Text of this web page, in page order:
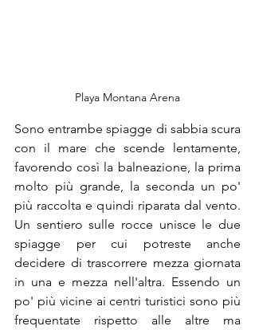
Playa Montana Arena
Sono entrambe spiagge di sabbia scura
con il mare che scende lentamente,
favorendo così la balneazione, la prima
molto più grande, la seconda un po'
più raccolta e quindi riparata dal vento.
Un sentiero sulle rocce unisce le due
spiagge per cui potreste anche
decidere di trascorrere mezza giornata
in una e mezza nell'altra. Essendo un
po' più vicine ai centri turistici sono più
frequentate rispetto alle altre ma